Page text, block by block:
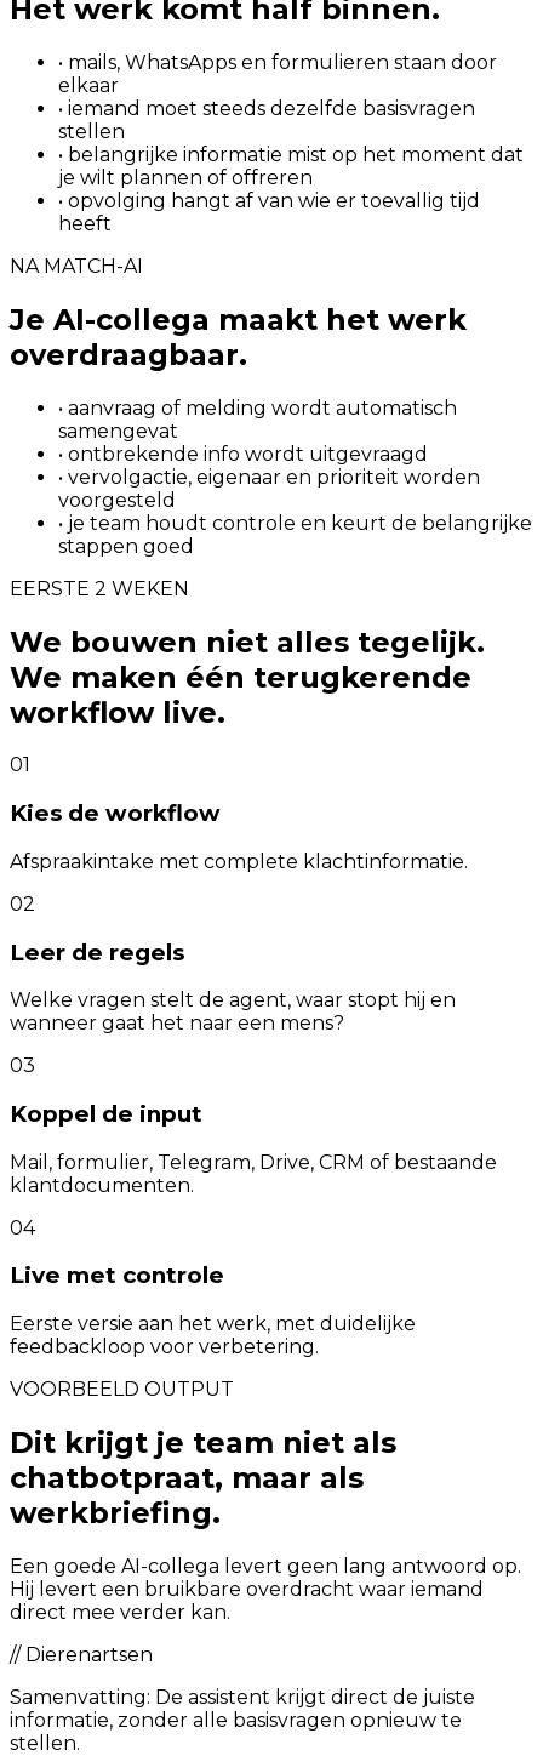
Het werk komt half binnen.
• mails, WhatsApps en formulieren staan door
elkaar
• iemand moet steeds dezelfde basisvragen
stellen
• belangrijke informatie mist op het moment dat
je wilt plannen of offreren
• opvolging hangt af van wie er toevallig tijd
heeft
NA MATCH-AI
Je AI-collega maakt het werk
overdraagbaar.
• aanvraag of melding wordt automatisch
samengevat
• ontbrekende info wordt uitgevraagd
• vervolgactie, eigenaar en prioriteit worden
voorgesteld
• je team houdt controle en keurt de belangrijke
stappen goed
EERSTE 2 WEKEN
We bouwen niet alles tegelijk.
We maken één terugkerende
workflow live.
01
Kies de workflow
Afspraakintake met complete klachtinformatie.
02
Leer de regels
Welke vragen stelt de agent, waar stopt hij en
wanneer gaat het naar een mens?
03
Koppel de input
Mail, formulier, Telegram, Drive, CRM of bestaande
klantdocumenten.
04
Live met controle
Eerste versie aan het werk, met duidelijke
feedbackloop voor verbetering.
VOORBEELD OUTPUT
Dit krijgt je team niet als
chatbotpraat, maar als
werkbriefing.
Een goede AI-collega levert geen lang antwoord op.
Hij levert een bruikbare overdracht waar iemand
direct mee verder kan.
// Dierenartsen
Samenvatting: De assistent krijgt direct de juiste
informatie, zonder alle basisvragen opnieuw te
stellen.